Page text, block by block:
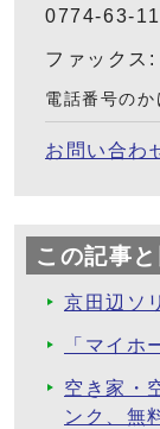
0774-63-
ファック
電話番号のか
お問い合わ
この記事
京田辺ソ
「マイホ
空き家・
ンク、無